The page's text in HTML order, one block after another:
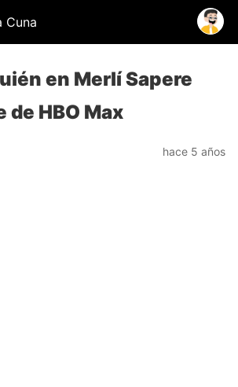
Cuna
en Merlí Sapere
de HBO Max
hace 5 años